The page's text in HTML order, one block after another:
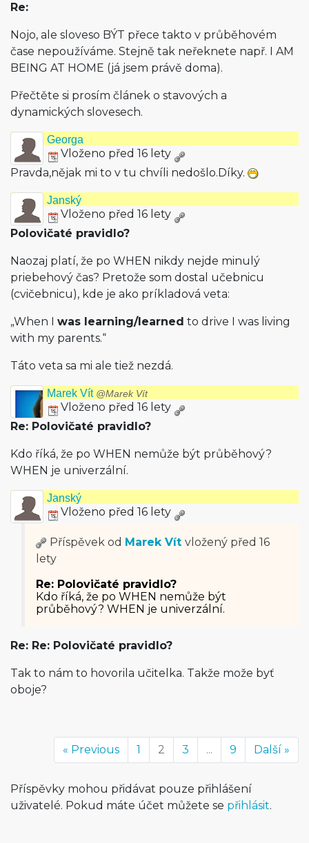
Re:
Nojo, ale sloveso BÝT přece takto v průběhovém
čase nepoužíváme. Stejně tak neřeknete např. I AM
BEING AT HOME (já jsem právě doma).
Přečtěte si prosím článek o stavových a
dynamických slovesech.
Georga
Vloženo před 16 lety
Pravda,nějak mi to v tu chvíli nedošlo.Díky.
Janský
Vloženo před 16 lety
Polovičaté pravidlo?
Naozaj platí, že po WHEN nikdy nejde minulý
priebehový čas? Pretože som dostal učebnicu
(cvičebnicu), kde je ako príkladová veta:
„When I was learning/learned to drive I was living
with my parents.“
Táto veta sa mi ale tiež nezdá.
Marek Vít @Marek Vít
Vloženo před 16 lety
Re: Polovičaté pravidlo?
Kdo říká, že po WHEN nemůže být průběhový?
WHEN je univerzální.
Janský
Vloženo před 16 lety
Příspěvek od Marek Vít vložený před 16
lety
Re: Polovičaté pravidlo?
Kdo říká, že po WHEN nemůže být
průběhový? WHEN je univerzální.
Re: Re: Polovičaté pravidlo?
Tak to nám to hovorila učitelka. Takže može byť
oboje?
« Previous 1 2 3 ... 9 Další »
Příspěvky mohou přidávat pouze přihlášení
uživatelé. Pokud máte účet můžete se přihlásit.